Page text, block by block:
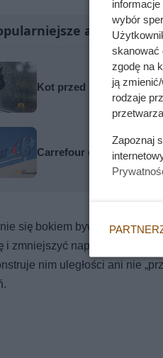
artykuły
Kot przed burzą
Carrefour daje drugi litr
się bokiem bywa też
i zmniejszyć napięcie między
nim uległości ani nie
wybór
skanować
zgodę na
ją
rodzaje
Zapoznaj